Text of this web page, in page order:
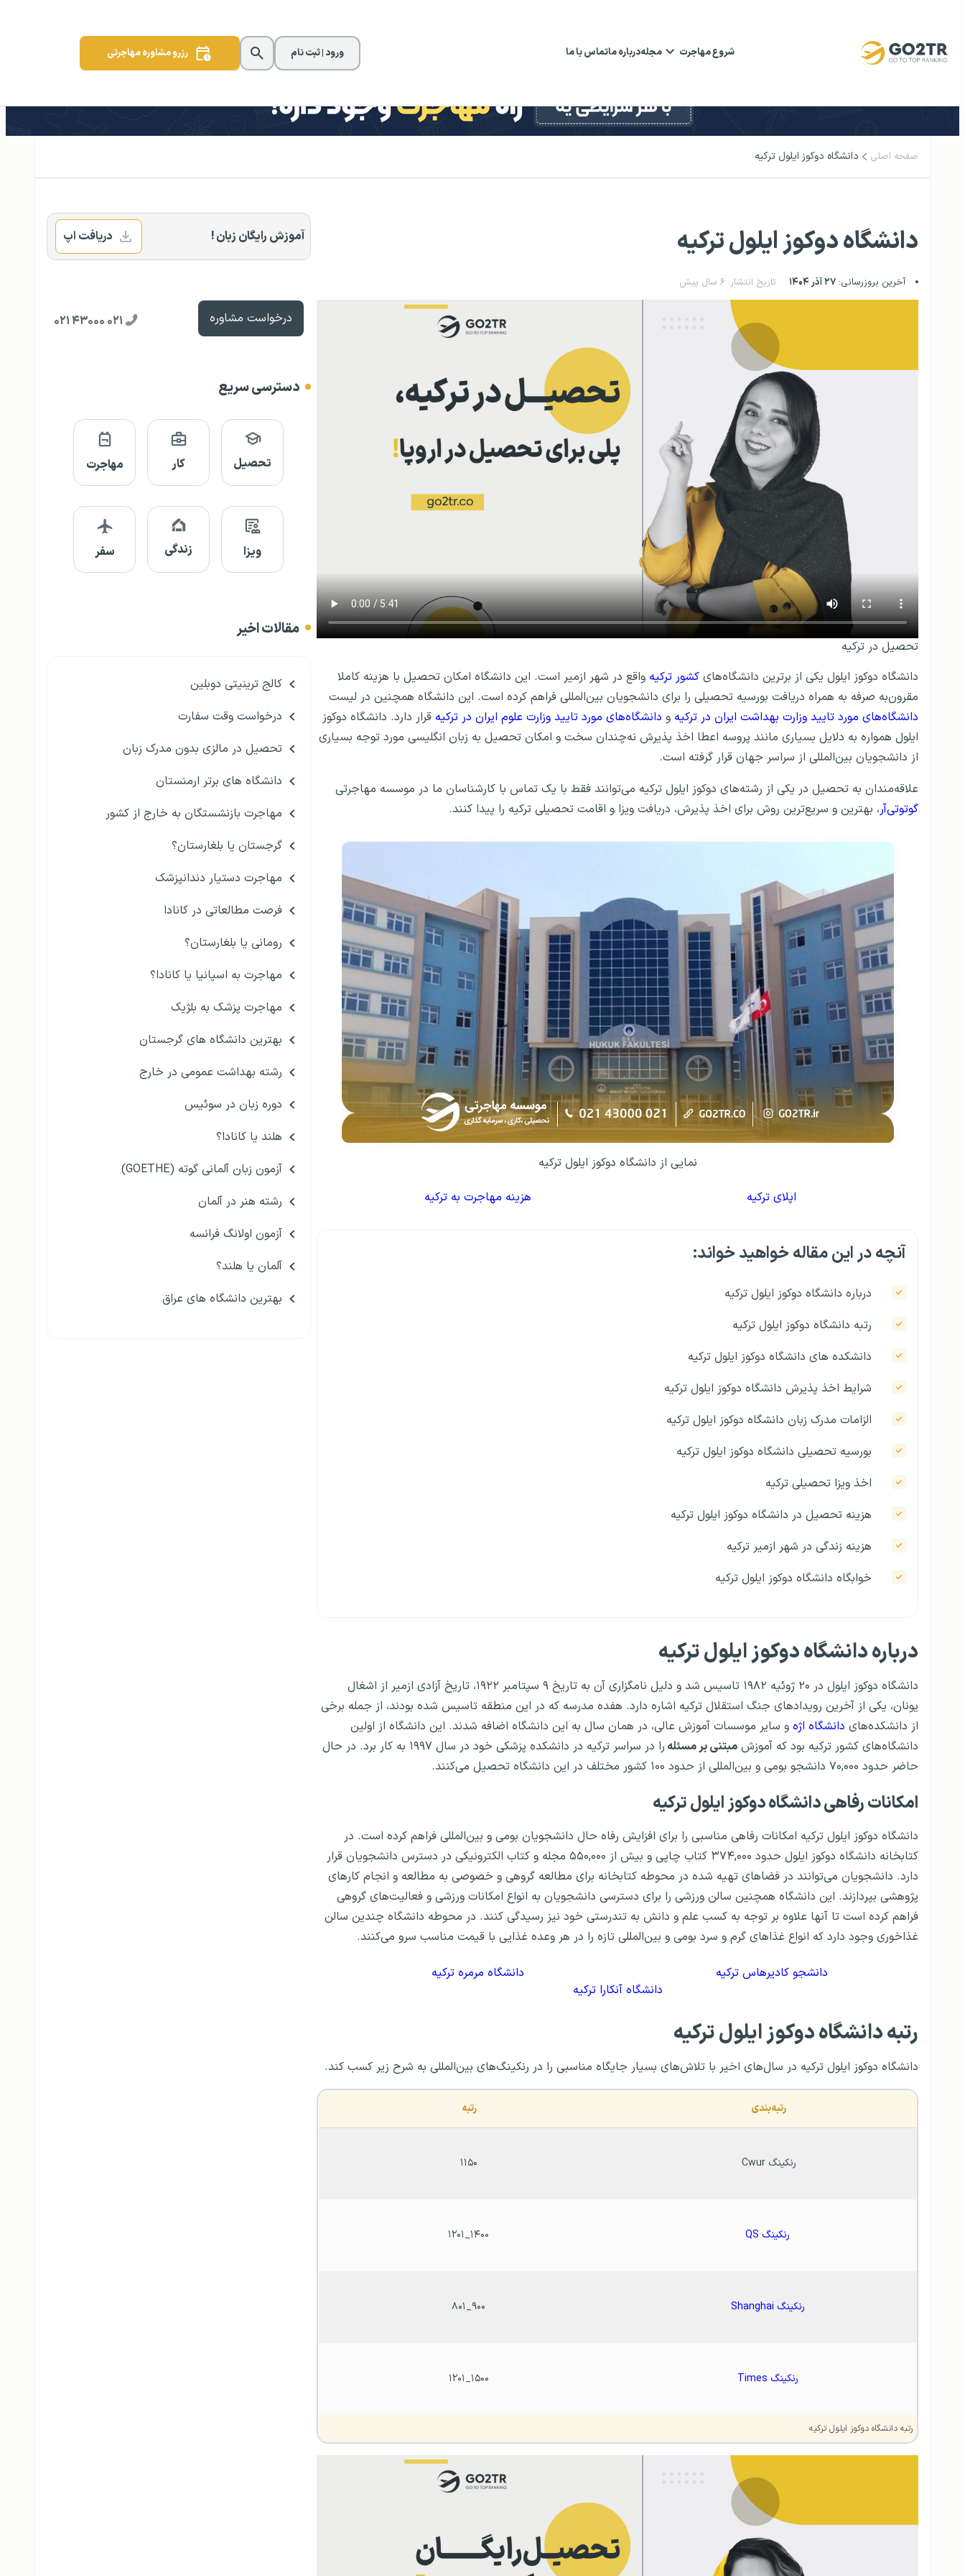
شروع مهاجرت مجلهدرباره ماتماس با ما ورود | ثبت نام رزرو مشاوره مهاجرتی
صفحه اصلی دانشگاه دوکوز ایلول ترکیه
دانشگاه دوکوز ایلول ترکیه
آخرین بروزرسانی: ۲۷ آذر ۱۴۰۴ تاریخ انتشار: ۶ سال پیش
تحصیل در ترکیه
دانشگاه دوکوز ایلول یکی از برترین دانشگاه‌های کشور ترکیه واقع در شهر ازمیر است. این دانشگاه امکان تحصیل با هزینه کاملا
مقرون‌به صرفه به همراه دریافت بورسیه تحصیلی را برای دانشجویان بین‌المللی فراهم کرده است. این دانشگاه همچنین در لیست
دانشگاه‌های مورد تایید وزارت بهداشت ایران در ترکیه و دانشگاه‌های مورد تایید وزارت علوم ایران در ترکیه قرار دارد. دانشگاه دوکوز
ایلول همواره به دلایل بسیاری مانند پروسه اعطا اخذ پذیرش نه‌چندان سخت و امکان تحصیل به زبان انگلیسی مورد توجه بسیاری
از دانشجویان بین‌المللی از سراسر جهان قرار گرفته است.
علاقه‌مندان به تحصیل در یکی از رشته‌های دوکوز ایلول ترکیه می‌توانند فقط با یک تماس با کارشناسان ما در موسسه مهاجرتی
گوتوتی‌آر، بهترین و سریع‌ترین روش برای اخذ پذیرش، دریافت ویزا و اقامت تحصیلی ترکیه را پیدا کنند.
نمایی از دانشگاه دوکوز ایلول ترکیه
اپلای ترکیه
هزینه مهاجرت به ترکیه
آنچه در این مقاله خواهید خواند:
درباره دانشگاه دوکوز ایلول ترکیه
رتبه دانشگاه دوکوز ایلول ترکیه
دانشکده های دانشگاه دوکوز ایلول ترکیه
شرایط اخذ پذیرش دانشگاه دوکوز ایلول ترکیه
الزامات مدرک زبان دانشگاه دوکوز ایلول ترکیه
بورسیه تحصیلی دانشگاه دوکوز ایلول ترکیه
اخذ ویزا تحصیلی ترکیه
هزینه تحصیل در دانشگاه دوکوز ایلول ترکیه
هزینه زندگی در شهر ازمیر ترکیه
خوابگاه دانشگاه دوکوز ایلول ترکیه
درباره دانشگاه دوکوز ایلول ترکیه
دانشگاه دوکوز ایلول در ۲۰ ژوئیه ۱۹۸۲ تاسیس شد و دلیل نامگزاری آن به تاریخ ۹ سپتامبر ۱۹۲۲، تاریخ آزادی ازمیر از اشغال
یونان، یکی از آخرین رویدادهای جنگ استقلال ترکیه اشاره دارد. هفده مدرسه که در این منطقه تاسیس شده بودند، از جمله برخی
از دانشکده‌های دانشگاه اژه و سایر موسسات آموزش عالی، در همان سال به این دانشگاه اضافه شدند. این دانشگاه از اولین
دانشگاه‌های کشور ترکیه بود که آموزش مبتنی بر مسئله
را در سراسر ترکیه در دانشکده پزشکی خود در سال ۱۹۹۷ به کار برد. در حال
حاضر حدود ۷۰,۰۰۰ دانشجو بومی و بین‌المللی از حدود ۱۰۰ کشور مختلف در این دانشگاه تحصیل می‌کنند.
امکانات رفاهی دانشگاه دوکوز ایلول ترکیه
دانشگاه دوکوز ایلول ترکیه امکانات رفاهی مناسبی را برای افزایش رفاه حال دانشجویان بومی و بین‌المللی فراهم کرده است. در
کتابخانه دانشگاه دوکوز ایلول حدود ۳۷۴,۰۰۰ کتاب چاپی و بیش از ۵۵۰,۰۰۰ مجله و کتاب الکترونیکی در دسترس دانشجویان قرار
دارد. دانشجویان می‌توانند در فضاهای تهیه شده در محوطه کتابخانه برای مطالعه گروهی و خصوصی به مطالعه و انجام کارهای
پژوهشی بپردازند. این دانشگاه همچنین سالن ورزشی را برای دسترسی دانشجویان به انواع امکانات ورزشی و فعالیت‌های گروهی
فراهم کرده است تا آنها علاوه بر توجه به کسب علم و دانش به تندرستی خود نیز رسیدگی کنند. در محوطه دانشگاه چندین سالن
غذاخوری وجود دارد که انواع غذاهای گرم و سرد بومی و بین‌المللی تازه را در هر وعده غذایی با قیمت مناسب سرو می‌کنند.
دانشجو کادیرهاس ترکیه
دانشگاه مرمره ترکیه
دانشگاه آنکارا ترکیه
رتبه دانشگاه دوکوز ایلول ترکیه
دانشگاه دوکوز ایلول ترکیه در سال‌های اخیر با تلاش‌های بسیار جایگاه مناسبی را در رنکینگ‌های بین‌المللی به شرح زیر کسب کند.
رتبه‌بندی رتبه
رنکینگ Cwur ۱۱۵۰
رنکینگ QS ۱۴۰۰_۱۲۰۱
رنکینگ Shanghai ۹۰۰_۸۰۱
رنکینگ Times ۱۵۰۰_۱۲۰۱
رتبه دانشگاه دوکوز ایلول ترکیه
آموزش رایگان زبان ! دریافت اپ
درخواست مشاوره ۰۲۱ ۴۳۰۰۰ ۰۲۱
دسترسی سریع
تحصیل کار مهاجرت
ویزا زندگی سفر
مقالات اخیر
کالج ترینیتی دوبلین
درخواست وقت سفارت
تحصیل در مالزی بدون مدرک زبان
دانشگاه های برتر ارمنستان
مهاجرت بازنشستگان به خارج از کشور
گرجستان یا بلغارستان؟
مهاجرت دستیار دندانپزشک
فرصت مطالعاتی در کانادا
رومانی یا بلغارستان؟
مهاجرت به اسپانیا یا کانادا؟
مهاجرت پزشک به بلژیک
بهترین دانشگاه های گرجستان
رشته بهداشت عمومی در خارج
دوره زبان در سوئیس
هلند یا کانادا؟
آزمون زبان آلمانی گوته (GOETHE)
رشته هنر در آلمان
آزمون اولانگ فرانسه
آلمان یا هلند؟
بهترین دانشگاه های عراق